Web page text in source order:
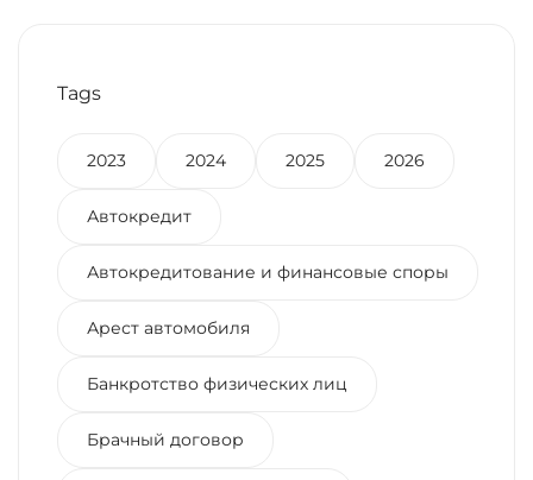
Tags
2023 2024 2025 2026
Автокредит
Автокредитование и финансовые споры
Арест автомобиля
Банкротство физических лиц
Брачный договор